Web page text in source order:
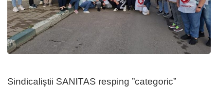
Sindicaliştii SANITAS resping ”categoric”